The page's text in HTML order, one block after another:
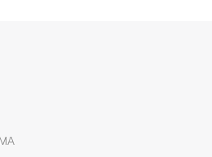
do PLACA INTERFACE
UNNITI 1000?
em instalações e projetos